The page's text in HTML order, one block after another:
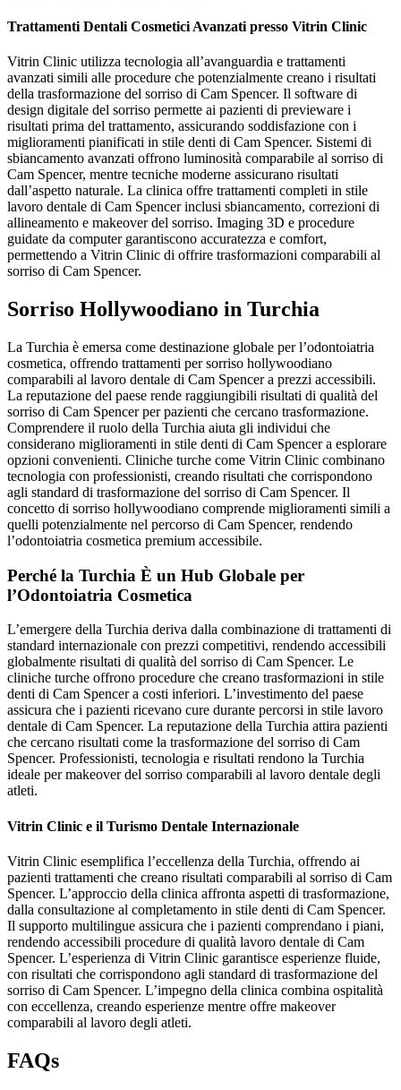
Trattamenti Dentali Cosmetici Avanzati presso Vitrin Clinic
Vitrin Clinic utilizza tecnologia all’avanguardia e trattamenti
avanzati simili alle procedure che potenzialmente creano i risultati
della trasformazione del sorriso di Cam Spencer. Il software di
design digitale del sorriso permette ai pazienti di previeware i
risultati prima del trattamento, assicurando soddisfazione con i
miglioramenti pianificati in stile denti di Cam Spencer. Sistemi di
sbiancamento avanzati offrono luminosità comparabile al sorriso di
Cam Spencer, mentre tecniche moderne assicurano risultati
dall’aspetto naturale. La clinica offre trattamenti completi in stile
lavoro dentale di Cam Spencer inclusi sbiancamento, correzioni di
allineamento e makeover del sorriso. Imaging 3D e procedure
guidate da computer garantiscono accuratezza e comfort,
permettendo a Vitrin Clinic di offrire trasformazioni comparabili al
sorriso di Cam Spencer.
Sorriso Hollywoodiano in Turchia
La Turchia è emersa come destinazione globale per l’odontoiatria
cosmetica, offrendo trattamenti per sorriso hollywoodiano
comparabili al lavoro dentale di Cam Spencer a prezzi accessibili.
La reputazione del paese rende raggiungibili risultati di qualità del
sorriso di Cam Spencer per pazienti che cercano trasformazione.
Comprendere il ruolo della Turchia aiuta gli individui che
considerano miglioramenti in stile denti di Cam Spencer a esplorare
opzioni convenienti. Cliniche turche come Vitrin Clinic combinano
tecnologia con professionisti, creando risultati che corrispondono
agli standard di trasformazione del sorriso di Cam Spencer. Il
concetto di sorriso hollywoodiano comprende miglioramenti simili a
quelli potenzialmente nel percorso di Cam Spencer, rendendo
l’odontoiatria cosmetica premium accessibile.
Perché la Turchia È un Hub Globale per
l’Odontoiatria Cosmetica
L’emergere della Turchia deriva dalla combinazione di trattamenti di
standard internazionale con prezzi competitivi, rendendo accessibili
globalmente risultati di qualità del sorriso di Cam Spencer. Le
cliniche turche offrono procedure che creano trasformazioni in stile
denti di Cam Spencer a costi inferiori. L’investimento del paese
assicura che i pazienti ricevano cure durante percorsi in stile lavoro
dentale di Cam Spencer. La reputazione della Turchia attira pazienti
che cercano risultati come la trasformazione del sorriso di Cam
Spencer. Professionisti, tecnologia e risultati rendono la Turchia
ideale per makeover del sorriso comparabili al lavoro dentale degli
atleti.
Vitrin Clinic e il Turismo Dentale Internazionale
Vitrin Clinic esemplifica l’eccellenza della Turchia, offrendo ai
pazienti trattamenti che creano risultati comparabili al sorriso di Cam
Spencer. L’approccio della clinica affronta aspetti di trasformazione,
dalla consultazione al completamento in stile denti di Cam Spencer.
Il supporto multilingue assicura che i pazienti comprendano i piani,
rendendo accessibili procedure di qualità lavoro dentale di Cam
Spencer. L’esperienza di Vitrin Clinic garantisce esperienze fluide,
con risultati che corrispondono agli standard di trasformazione del
sorriso di Cam Spencer. L’impegno della clinica combina ospitalità
con eccellenza, creando esperienze mentre offre makeover
comparabili al lavoro degli atleti.
FAQs